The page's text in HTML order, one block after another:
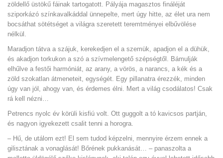
zöldellő üstökű fáinak tartogatott. Pályája magasztos fináléját
sziporkázó színkavalkáddal ünnepelte, mert úgy hitte, az élet ura nem
bocsáthat sötétséget a világra szeretett teremtményei elbűvölése
nélkül.
Maradjon tátva a szájuk, kerekedjen el a szemük, apadjon el a dühük,
és akadjon torkukon a szó a szívmelengető szépségtől. Bámulják
elhűlve a festői harmóniát, az arany, a vörös, a narancs, a kék és a
zöld szokatlan átmeneteit, egységét. Egy pillanatra érezzék, minden
úgy van jól, ahogy van, és érdemes élni. Mert a világ csodálatos! Csak
rá kell nézni…
Petrencs nyolc év körüli kisfiú volt. Ott guggolt a tó kavicsos partján,
és nagyon igyekezett csalit tenni a horogra.
– Hű, de utálom ezt! El sem tudod képzelni, mennyire érzem ennek a
gilisztának a vonaglását! Bőrének pukkanását… – panaszolta a